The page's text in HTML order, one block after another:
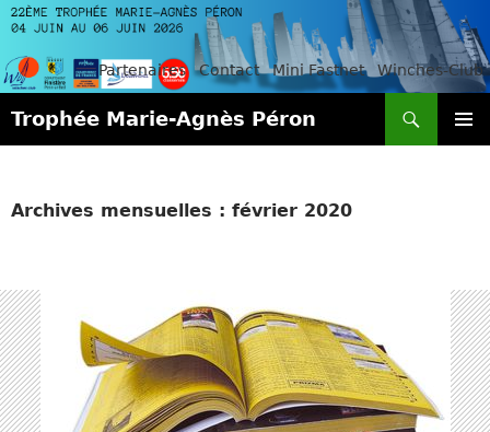
Partenaires Contact Mini Fastnet Winches-Club
Trophée Marie-Agnès Péron
Archives mensuelles : février 2020